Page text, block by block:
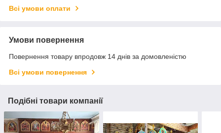
Всі умови оплати
Умови повернення
Повернення товару впродовж 14 днів за домовленістю
Всі умови повернення
Подібні товари компанії